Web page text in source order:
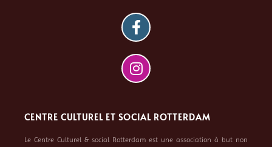
CENTRE CULTUREL ET SOCIAL ROTTERDAM
Le Centre Culturel & social Rotterdam est une association à but non